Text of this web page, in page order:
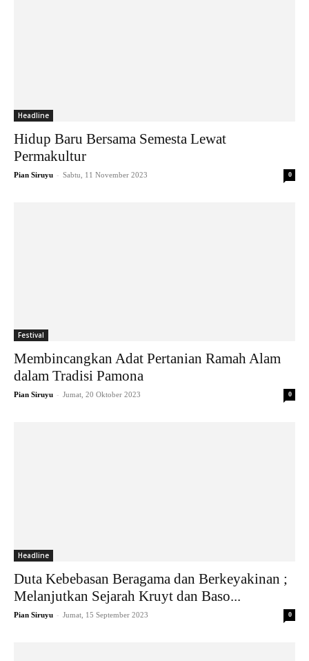
Headline
Hidup Baru Bersama Semesta Lewat
Permakultur
Pian Siruyu - Sabtu, 11 November 2023 0
Festival
Membincangkan Adat Pertanian Ramah Alam
dalam Tradisi Pamona
Pian Siruyu - Jumat, 20 Oktober 2023 0
Headline
Duta Kebebasan Beragama dan Berkeyakinan ;
Melanjutkan Sejarah Kruyt dan Baso...
Pian Siruyu - Jumat, 15 September 2023 0